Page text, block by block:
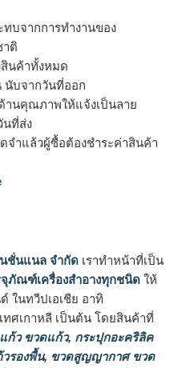
ทบจากการทำงานของ
าติ
สินค้าทั้งหมด
นับจากวันที่ออก
นคุณภาพให้แจ้งเป็นลาย
นที่ส่ง
จำแล้วผู้ซื้อต้องชำระค่าสินค้า
ชั่นแนล จำกัด เราทำหน้าที่เป็น
ภัณฑ์เครื่องสำอางทุกชนิด ให้
ในทวีปเอเชีย อาทิ
ทศเกาหลี เป็นต้น โดยสินค้าที่
ก้ว ขวดแก้ว, กระปุกอะคริลิค
รองพื้น, ขวดสูญญากาศ ขวด